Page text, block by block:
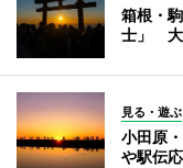
箱根・
士」 大
見る・遊ぶ
小田原
や駅伝